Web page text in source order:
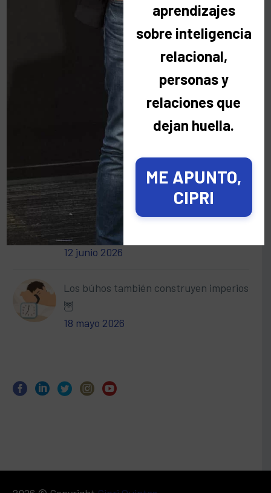
Últimas noticias
No quiero que me recuerdes mañana.
Quiero acordarme de ti hoy ☀️
3 agosto 2026
Hay personas que viven a miles de
kilómetros y, aun así, las sentimos cerca
🌎
12 junio 2026
Los búhos también construyen imperios
🦉
18 mayo 2026
aprendizajes
sobre inteligencia
relacional,
personas y
relaciones que
dejan huella.
ME APUNTO,
CIPRI